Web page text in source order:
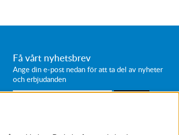
Få vårt nyhetsbrev
Ange din e-post nedan för att ta del av nyheter
och erbjudanden